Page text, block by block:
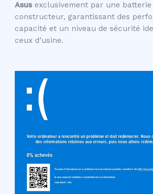
Asusexclusivement par une batterie
constructeur, garantissant des
capacité et un niveau de sécurité
ceux d’usine.